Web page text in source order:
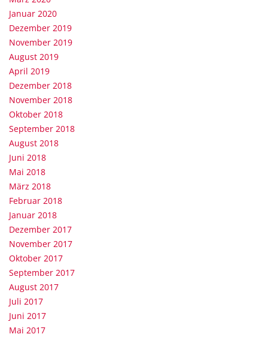
Januar 2020
Dezember 2019
November 2019
August 2019
April 2019
Dezember 2018
November 2018
Oktober 2018
September 2018
August 2018
Juni 2018
Mai 2018
März 2018
Februar 2018
Januar 2018
Dezember 2017
November 2017
Oktober 2017
September 2017
August 2017
Juli 2017
Juni 2017
Mai 2017